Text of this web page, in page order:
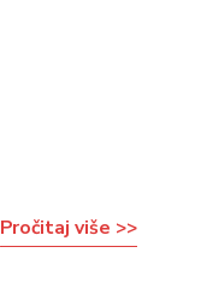
Pročitaj više >>